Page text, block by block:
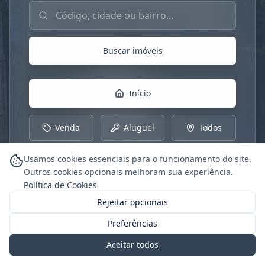
Buscar imóveis por código, cidade ou bairro
Buscar imóveis
Início
Venda Aluguel Todos
Usamos cookies essenciais para o funcionamento do site.
Outros cookies opcionais melhoram sua experiência.
Política de Cookies
Rejeitar opcionais
Preferências
Aceitar todos